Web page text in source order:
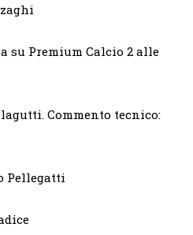
su Premium Calcio 2 alle
Commento tecnico:
Pellegatti